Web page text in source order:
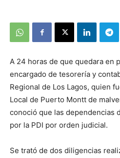
A 24 horas de que quedara en
encargado de tesorería y
Regional de Los Lagos, quien
Local de Puerto Montt de
conoció que las dependencias
por la PDI por orden judicial.
Se trató de dos diligencias